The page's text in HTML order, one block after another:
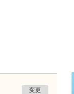
変更